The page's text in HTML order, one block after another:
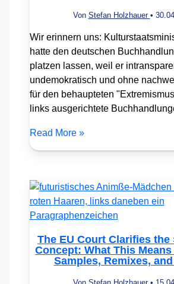
Von Stefan Holzhauer •
Wir erinnern uns:
hatte den deutschen
platzen lassen, weil er
undemokratisch und ohne
für den behaupteten
links ausgerichtete
Read More »
The EU Court Clarifies the
Concept: What This
Samples, Remixes,